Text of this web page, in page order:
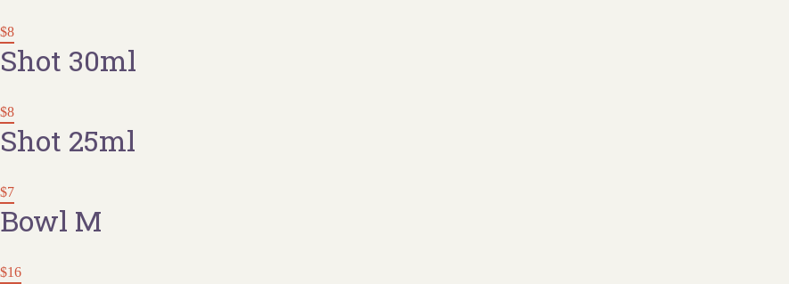
$8
Shot 30ml
$8
Shot 25ml
$7
Bowl M
$16